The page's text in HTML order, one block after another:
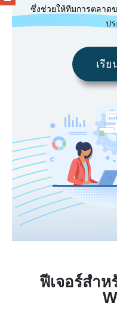
ซึ่งช่วยให้ทีมการตลาด
ป
เรีย
ฟีเจอร์สำห